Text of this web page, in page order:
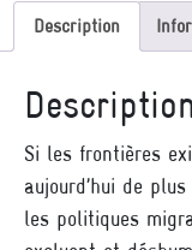
Description
Description
Si les frontières
aujourd’hui de
les politiques